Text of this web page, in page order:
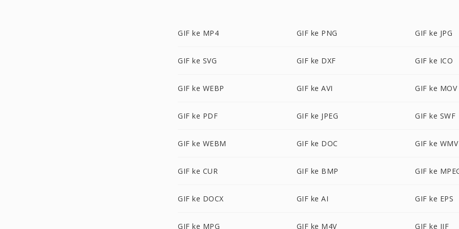
GIF ke MP4 GIF ke PNG GIF ke JPG
GIF ke SVG GIF ke DXF GIF ke ICO
GIF ke WEBP GIF ke AVI GIF ke MOV
GIF ke PDF GIF ke JPEG GIF ke SWF
GIF ke WEBM GIF ke DOC GIF ke WMV
GIF ke CUR GIF ke BMP GIF ke
GIF ke DOCX GIF ke AI GIF ke EPS
GIF ke MPG GIF ke M4V GIF ke JIF